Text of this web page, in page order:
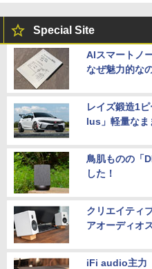
Special Site
AIスマートノ
なぜ魅力的な
レイズ鍛造1
lus」軽量なま
鳥肌ものの「
した！
クリエイティ
アオーディオ
iFi audio主力